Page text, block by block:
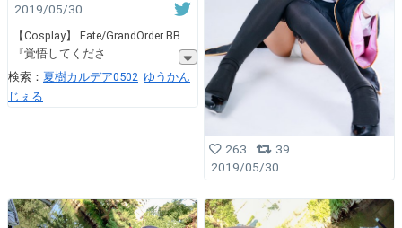
2019/05/30
【Cosplay】 Fate/GrandOrder BB
『覚悟してくださ
検索： 夏樹カルデア0502 ゆうかん
じぇる
263
39
2019/05/30